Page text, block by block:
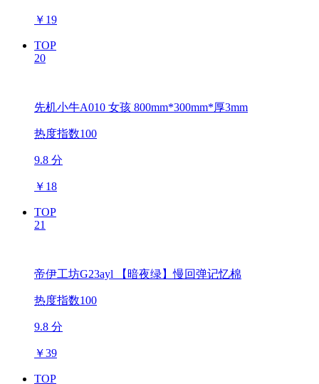
￥ 19
TOP
20
先机小牛A010 女孩 800mm*300mm*厚3mm
热度指数100
9.8 分
￥ 18
TOP
21
帝伊工坊G23ayl 【暗夜绿】慢回弹记忆棉
热度指数100
9.8 分
￥39
TOP